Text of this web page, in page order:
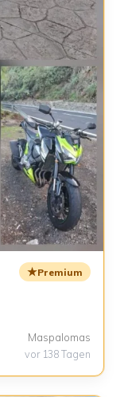
★Premium
Maspalomas
vor 138 Tagen